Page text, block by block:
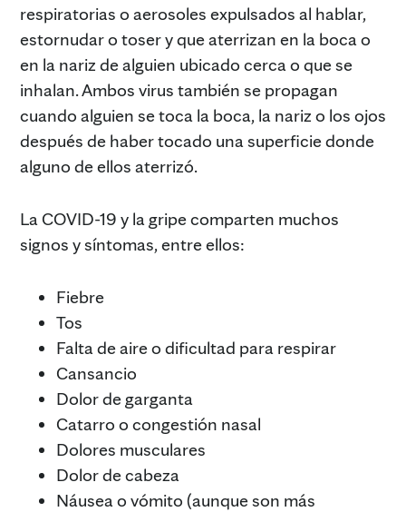
respiratorias o aerosoles expulsados al hablar,
estornudar o toser y que aterrizan en la boca o
en la nariz de alguien ubicado cerca o que se
inhalan. Ambos virus también se propagan
cuando alguien se toca la boca, la nariz o los ojos
después de haber tocado una superficie donde
alguno de ellos aterrizó.
La COVID-19 y la gripe comparten muchos
signos y síntomas, entre ellos:
Fiebre
Tos
Falta de aire o dificultad para respirar
Cansancio
Dolor de garganta
Catarro o congestión nasal
Dolores musculares
Dolor de cabeza
Náusea o vómito (aunque son más